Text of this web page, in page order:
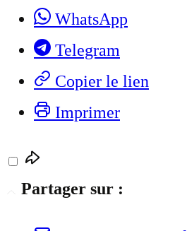
WhatsApp
Telegram
Copier le lien
Imprimer
Partager sur :